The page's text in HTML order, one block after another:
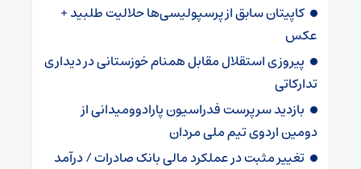
کاپیتان سابق از پرسپولیسی‌ها حلالیت طلبید +
عکس
پیروزی استقلال مقابل همنام خوزستانی در دیداری
تدارکاتی
بازدید سرپرست فدراسیون پارادوومیدانی از
دومین اردوی تیم ملی مردان
تغییر مثبت در عملکرد مالی بانک صادرات / درآمد